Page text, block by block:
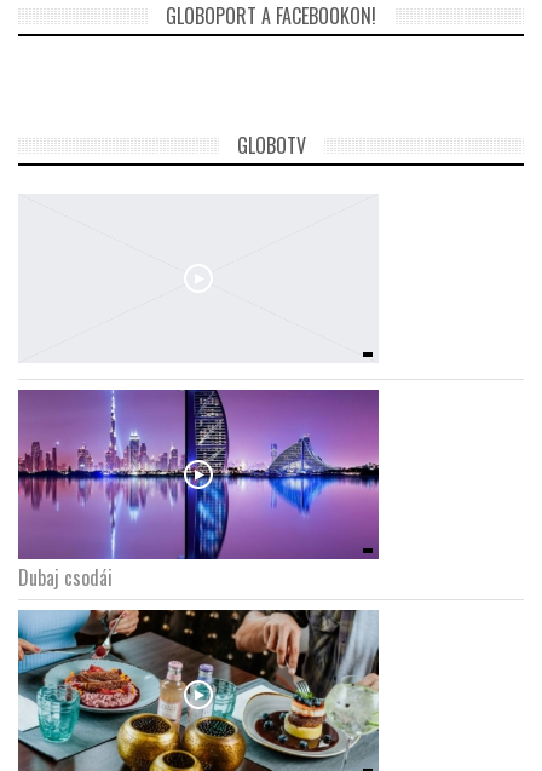
GLOBOPORT A FACEBOOKON!
GLOBOTV
Dubaj csodái